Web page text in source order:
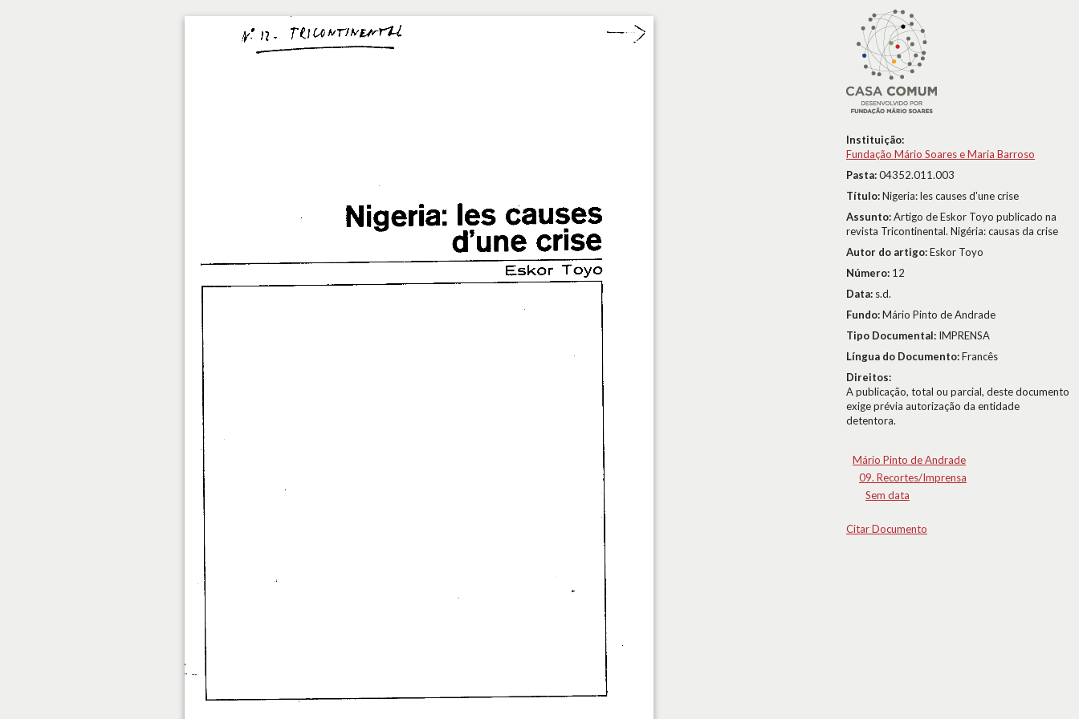
Instituição:
Fundação Mário Soares e Maria Barroso
Pasta:04352.011.003
Título:Nigeria: les causes d'une crise
Assunto:Artigo de Eskor Toyo publicado na
revista Tricontinental. Nigéria: causas da crise
Autor do artigo:Eskor Toyo
Número: 12
Data: s.d.
Fundo:Mário Pinto de Andrade
Tipo Documental: IMPRENSA
Língua do Documento:Francês
Direitos:
A publicação, total ou parcial, deste documento
exige prévia autorização da entidade
detentora.
Mário Pinto de Andrade
09. Recortes/Imprensa
Sem data
Citar Documento